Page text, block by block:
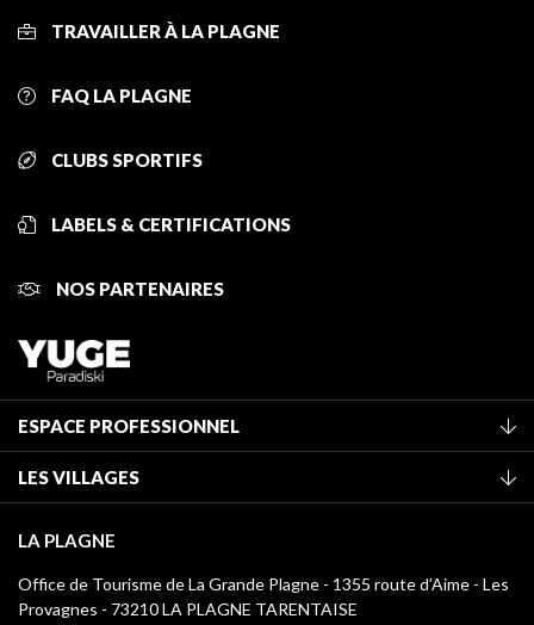
TRAVAILLER À LA PLAGNE
FAQ LA PLAGNE
CLUBS SPORTIFS
LABELS & CERTIFICATIONS
NOS PARTENAIRES
ESPACE PROFESSIONNEL
Classement des meublés
Taxe de séjour
Médiathèque
Logos La Plagne
LES VILLAGES
Montchavin - Les Coches
Champagny-en-Vanoise
LA PLAGNE
Office de Tourisme de La Grande Plagne - 1355 route d’Aime - Les
Provagnes - 73210 LA PLAGNE TARENTAISE